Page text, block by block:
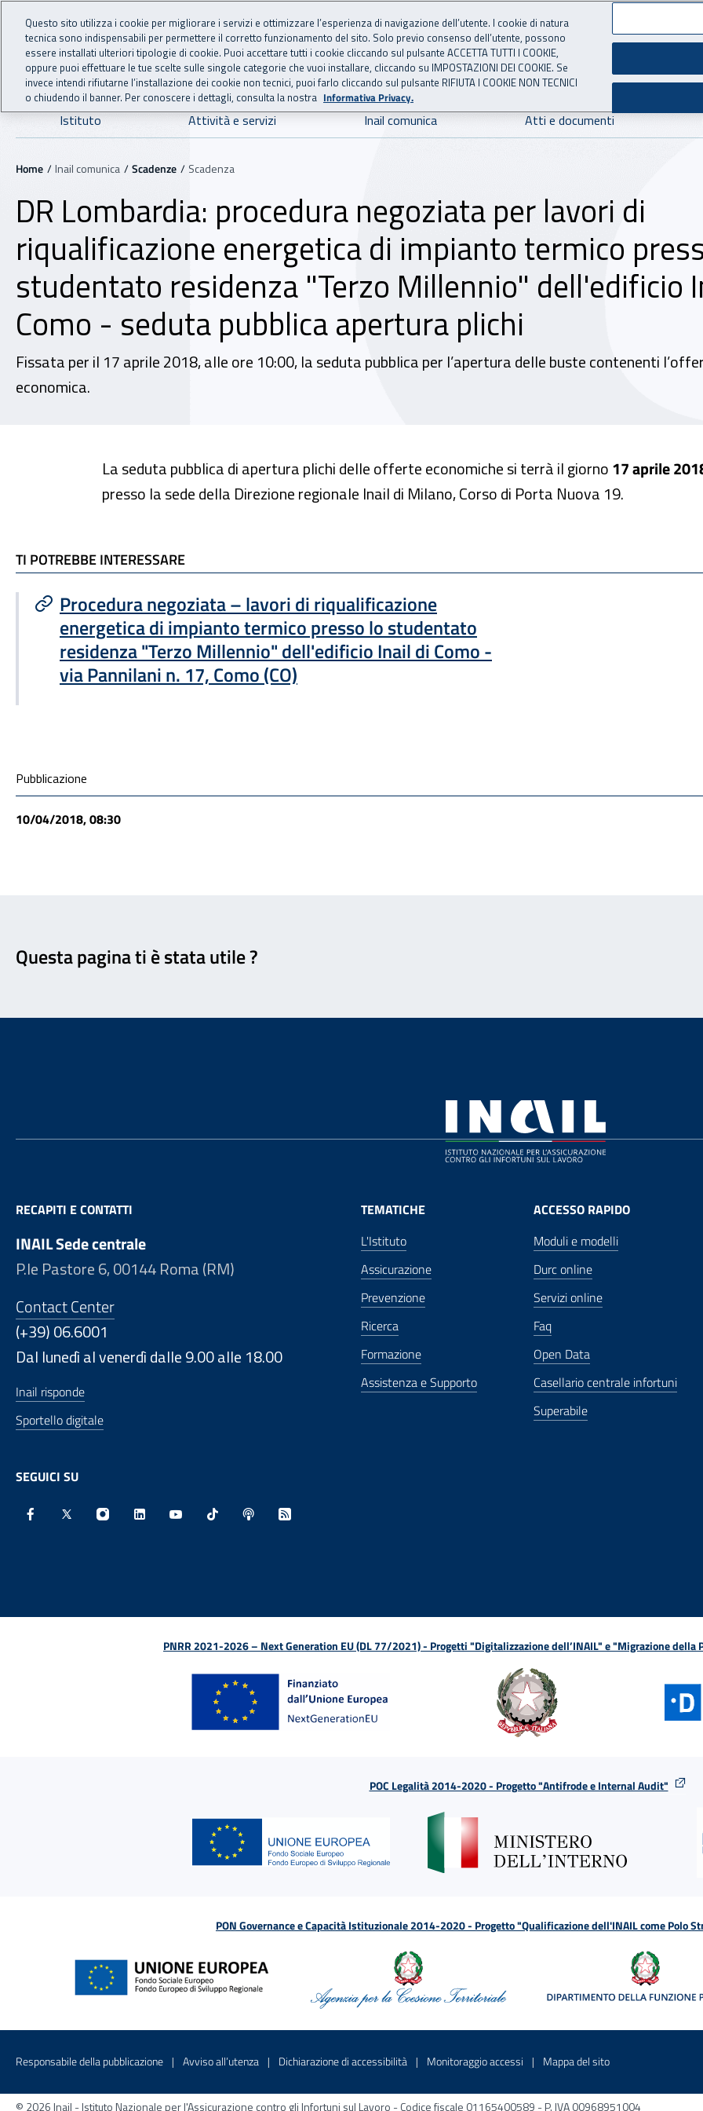
Vai al menu principale
Vai al contenuto principale
INAIL - Istituto Nazionale per l'Assicurazione
Navigazione principale
Istituto Attività e servizi Inail comunica Atti e documenti
Navigazione - Ti trovi in:
Home Inail comunica Scadenze Scadenza
DR Lombardia: procedura negoziata per lavori di
riqualificazione energetica di impianto termico
studentato residenza "Terzo Millennio" dell'edificio
Como - seduta pubblica apertura plichi
Fissata per il 17 aprile 2018, alle ore 10:00, la seduta pubblica per l’apertura delle buste contenenti
economica.
La seduta pubblica di apertura plichi delle offerte economiche si terrà il giorno17 aprile
presso la sede della Direzione regionale Inail di Milano, Corso di Porta Nuova 19.
TI POTREBBE INTERESSARE
TI POTREBBE INTERESSARE
Procedura negoziata – lavori di riqualificazione
energetica di impianto termico presso lo studentato
residenza "Terzo Millennio" dell'edificio Inail di Como -
via Pannilani n. 17, Como (CO)
Condivisione social
Pubblicazione
10/04/2018, 08:30
Questa pagina ti è stata utile ?
RECAPITI E CONTATTI
INAIL Sede centrale
P.le Pastore 6, 00144 Roma (RM)
Contact Center
(+39) 06.6001
Dal lunedì al venerdì dalle 9.00 alle 18.00
Inail risponde
Sportello digitale
SEGUICI SU
TEMATICHE
L'Istituto
Assicurazione
Prevenzione
Ricerca
Formazione
Assistenza e Supporto
ACCESSO RAPIDO
Moduli e modelli
Durc online
Servizi online
Faq
Open Data
Casellario centrale infortuni
Superabile
PNRR 2021-2026 – Next Generation EU (DL 77/2021) - Progetti "Digitalizzazione dell’INAIL" e "Migrazione della
POC Legalità 2014-2020 - Progetto "Antifrode e Internal Audit"
PON Governance e Capacità Istituzionale 2014-2020 - Progetto "Qualificazione dell'INAIL come Polo
Menu di servizio
Responsabile della pubblicazione Sito interno - Apre in una nuova finestra
Avviso all’utenza Sito interno - Apre in una nuova finestra
Dichiarazione di accessibilità Sito interno - Apre in una nuova finestra
Monitoraggio accessi Sito interno - Apre in una nuova
Mappa del sitoSito interno - Apre
© 2026 Inail - Istituto Nazionale per l'Assicurazione contro gli Infortuni sul Lavoro - Codice fiscale 01165400589 - P. IVA 00968951004
Questo sito utilizza i cookie per migliorare i servizi e ottimizzare l’esperienza di navigazione dell’utente. I cookie di natura
tecnica sono indispensabili per permettere il corretto funzionamento del sito. Solo previo consenso dell’utente, possono
essere installati ulteriori tipologie di cookie. Puoi accettare tutti i cookie cliccando sul pulsante ACCETTA TUTTI I COOKIE,
oppure puoi effettuare le tue scelte sulle singole categorie che vuoi installare, cliccando su IMPOSTAZIONI DEI COOKIE. Se
invece intendi rifiutarne l’installazione dei cookie non tecnici, puoi farlo cliccando sul pulsante RIFIUTA I COOKIE NON TECNICI
o chiudendo il banner. Per conoscere i dettagli, consulta la nostra Informativa Privacy.